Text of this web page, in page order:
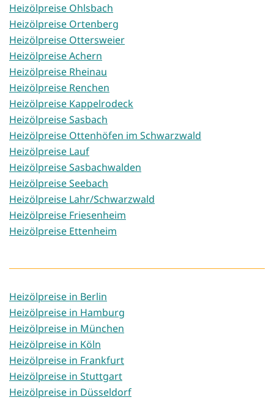
Heizölpreise Ohlsbach
Heizölpreise Ortenberg
Heizölpreise Ottersweier
Heizölpreise Achern
Heizölpreise Rheinau
Heizölpreise Renchen
Heizölpreise Kappelrodeck
Heizölpreise Sasbach
Heizölpreise Ottenhöfen im Schwarzwald
Heizölpreise Lauf
Heizölpreise Sasbachwalden
Heizölpreise Seebach
Heizölpreise Lahr/Schwarzwald
Heizölpreise Friesenheim
Heizölpreise Ettenheim
Heizölpreise in Berlin
Heizölpreise in Hamburg
Heizölpreise in München
Heizölpreise in Köln
Heizölpreise in Frankfurt
Heizölpreise in Stuttgart
Heizölpreise in Düsseldorf